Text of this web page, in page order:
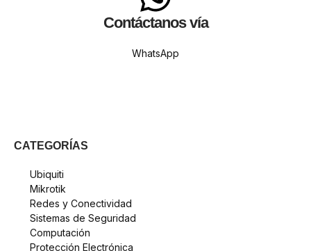
Contáctanos vía
WhatsApp
CATEGORÍAS
Ubiquiti
Mikrotik
Redes y Conectividad
Sistemas de Seguridad
Computación
Protección Electrónica